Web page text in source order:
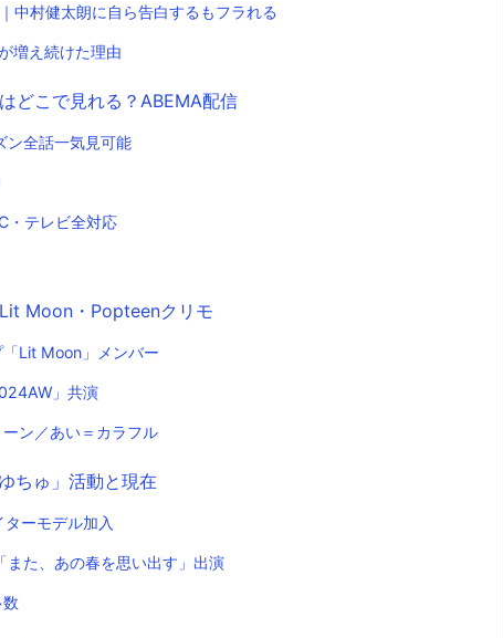
村健太朗に自ら告白するもフラれる
増え続けた理由
どこで見れる？ABEMA配信
ン全話一気見可能
・テレビ全対応
Moon・Popteenクリモ
Lit Moon」メンバー
」共演
ン／あい＝カラフル
ちゅ」活動と現在
ーモデル加入
た、あの春を思い出す」出演